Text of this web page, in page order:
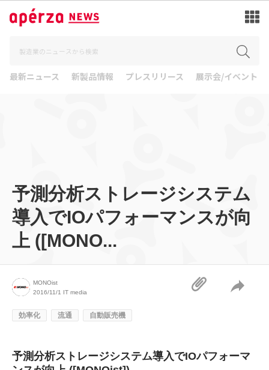
最新ニュース 新製品情報 プレスリリース 展示会/イベント
予測分析ストレージシステム
導入でIOパフォーマンスが向
上 ([MONO...
MONOist
2016/11/1 IT media
効率化 流通 自動販売機
予測分析ストレージシステム導入でIOパフォーマ